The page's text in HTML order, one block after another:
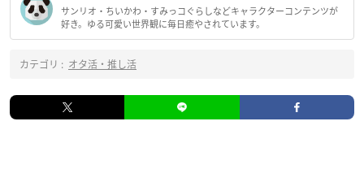
サンリオ・ちいかわ・すみっコぐらしなどキャラクターコンテンツが
好き。ゆる可愛い世界観に毎日癒やされています。
カテゴリ : オタ活・推し活